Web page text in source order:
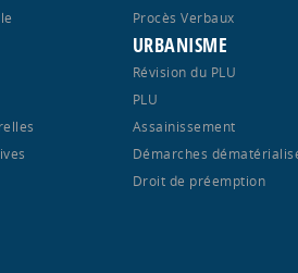
Procès Verbaux
URBANISME
Révision du PLU
PLU
Assainissement
Démarches
Droit de préemption